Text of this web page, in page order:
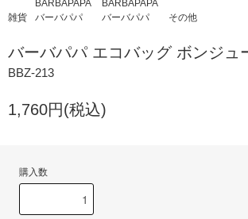
雑貨
BARBAPAPA
バーバパパ
BARBAPAPA
バーバパパ
その他
バーバパパ エコバッグ ボンジュ
BBZ-213
1,760円(税込)
購入数